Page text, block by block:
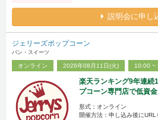
説明会に申し
ジェリーズポップコーン
パン・スイーツ
オンライン 2026年08月11日(火) 10:00 ~
楽天ランキング9年連続
プコーン専門店で低資
形式：オンライン
開催方法：申し込み後に